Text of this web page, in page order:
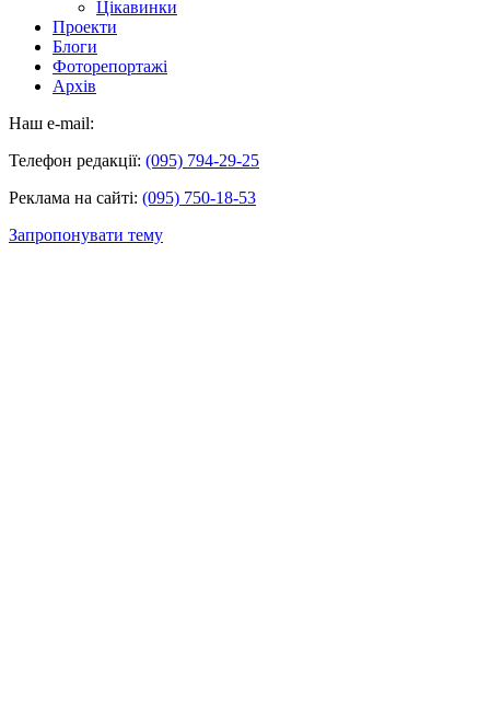
Цікавинки
Проекти
Блоги
Фоторепортажі
Архів
Наш e-mail:
Телефон редакції: (095) 794-29-25
Реклама на сайті: (095) 750-18-53
Запропонувати тему